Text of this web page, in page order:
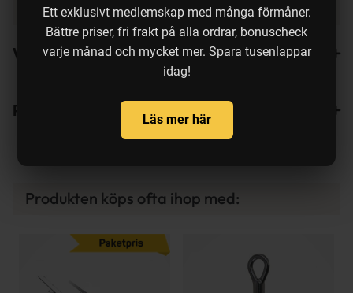
Ett exklusivt medlemskap med många förmåner.
Bättre priser, fri frakt på alla ordrar, bonuscheck
varje månad och mycket mer. Spara tusenlappar
idag!
Läs mer här
Färg på bete Blue Shad
Varianter
Recensioner
Produkten köps ofta ihop med: